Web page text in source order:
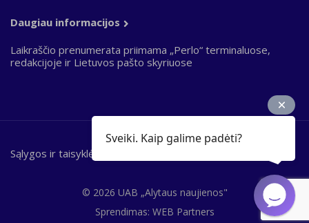
Daugiau informacijos
Laikraščio prenumerata priimama „Perlo“ terminaluose,
redakcijoje ir Lietuvos pašto skyriuose
© 2026 UAB „Alytaus naujienos"
Bottom
Sąlygos ir taisyklės
Sprendimas: WEB Partners
Sveiki. Kaip galime padėti?